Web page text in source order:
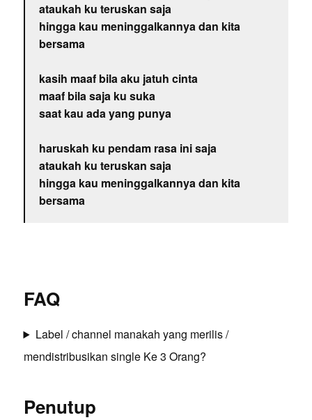
ataukah ku teruskan saja
hingga kau meninggalkannya dan kita
bersama
kasih maaf bila aku jatuh cinta
maaf bila saja ku suka
saat kau ada yang punya
haruskah ku pendam rasa ini saja
ataukah ku teruskan saja
hingga kau meninggalkannya dan kita
bersama
FAQ
Label / channel manakah yang merilis /
mendistribusikan single Ke 3 Orang?
Penutup